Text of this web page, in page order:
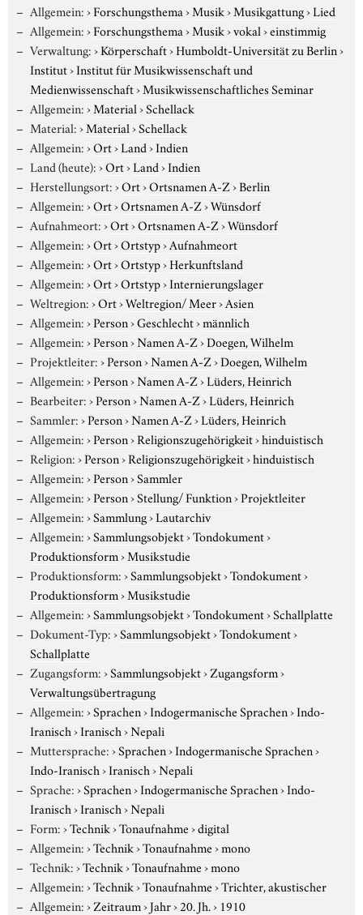
Allgemein:›Forschungsthema›Musik›Musikgattung›Lied
Allgemein:›Forschungsthema›Musik›vokal›einstimmig
Verwaltung:›Körperschaft›Humboldt-Universität zu Berlin›
Institut›Institut für Musikwissenschaft und
Medienwissenschaft›Musikwissenschaftliches Seminar
Allgemein:›Material›Schellack
Material:›Material›Schellack
Allgemein:›Ort›Land›Indien
Land (heute):›Ort›Land›Indien
Herstellungsort:›Ort›Ortsnamen A-Z›Berlin
Allgemein:›Ort›Ortsnamen A-Z›Wünsdorf
Aufnahmeort:›Ort›Ortsnamen A-Z›Wünsdorf
Allgemein:›Ort›Ortstyp›Aufnahmeort
Allgemein:›Ort›Ortstyp›Herkunftsland
Allgemein:›Ort›Ortstyp›Internierungslager
Weltregion:›Ort›Weltregion/ Meer›Asien
Allgemein:›Person›Geschlecht›männlich
Allgemein:›Person›Namen A-Z›Doegen, Wilhelm
Projektleiter:›Person›Namen A-Z›Doegen, Wilhelm
Allgemein:›Person›Namen A-Z›Lüders, Heinrich
Bearbeiter:›Person›Namen A-Z›Lüders, Heinrich
Sammler:›Person›Namen A-Z›Lüders, Heinrich
Allgemein:›Person›Religionszugehörigkeit›hinduistisch
Religion:›Person›Religionszugehörigkeit›hinduistisch
Allgemein:›Person›Sammler
Allgemein:›Person›Stellung/ Funktion›Projektleiter
Allgemein:›Sammlung›Lautarchiv
Allgemein:›Sammlungsobjekt›Tondokument›
Produktionsform›Musikstudie
Produktionsform:›Sammlungsobjekt›Tondokument›
Produktionsform›Musikstudie
Allgemein:›Sammlungsobjekt›Tondokument›Schallplatte
Dokument-Typ:›Sammlungsobjekt›Tondokument›
Schallplatte
Zugangsform:›Sammlungsobjekt›Zugangsform›
Verwaltungsübertragung
Allgemein:›Sprachen›Indogermanische Sprachen›Indo-
Iranisch›Iranisch›Nepali
Muttersprache:›Sprachen›Indogermanische Sprachen›
Indo-Iranisch›Iranisch›Nepali
Sprache:›Sprachen›Indogermanische Sprachen›Indo-
Iranisch›Iranisch›Nepali
Form:›Technik›Tonaufnahme›digital
Allgemein:›Technik›Tonaufnahme›mono
Technik:›Technik›Tonaufnahme›mono
Allgemein:›Technik›Tonaufnahme›Trichter, akustischer
Allgemein:›Zeitraum›Jahr›20. Jh.› 1910